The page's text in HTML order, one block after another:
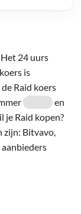
Het 24 uurs
is
Raid koers
en
je Raid kopen?
zijn: Bitvavo,
aanbieders